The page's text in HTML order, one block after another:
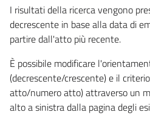
I risultati della ricerca vengono
decrescente in base alla data di
partire dall'atto più recente.
È possibile modificare
(decrescente/crescente) e il
atto/numero atto) attraverso un
alto a sinistra dalla pagina degli